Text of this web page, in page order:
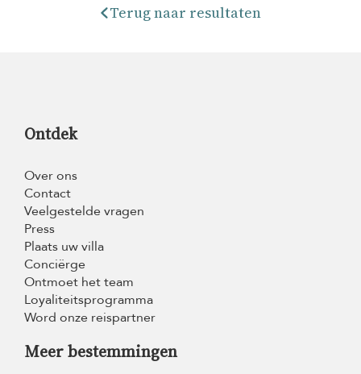
Terug naar resultaten
Ontdek
Over ons
Contact
Veelgestelde vragen
Press
Plaats uw villa
Conciërge
Ontmoet het team
Loyaliteitsprogramma
Word onze reispartner
Meer bestemmingen